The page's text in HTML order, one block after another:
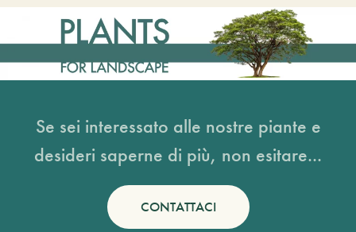
Se sei interessato alle nostre piante e
desideri saperne di più, non esitare...
CONTATTACI